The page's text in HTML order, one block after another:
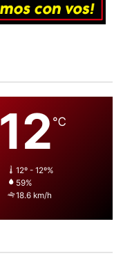
12 ℃
12º - 12º%
59%
18.6 km/h